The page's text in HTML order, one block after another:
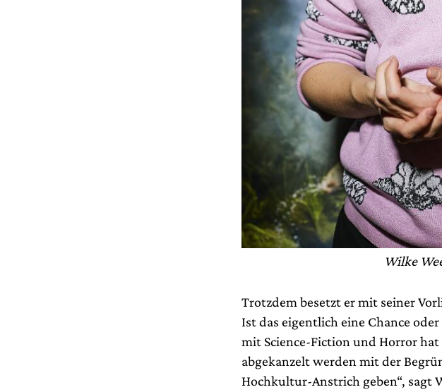
Wilke
Trotzdem besetzt er mit seiner
Ist das eigentlich eine Chance
mit Science-Fiction und Horror hat
abgekanzelt werden mit der
Hochkultur-Anstrich geben“, sagt